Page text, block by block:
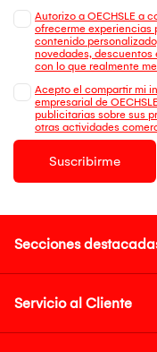
Autorizo a OECHSLE a
ofrecerme experiencias
contenido
novedades, descuentos
con lo que realmente
Acepto el compartir mi
empresarial de
publicitarias sobre sus
otras actividades
Suscribirme
Secciones
Servicio al Cliente